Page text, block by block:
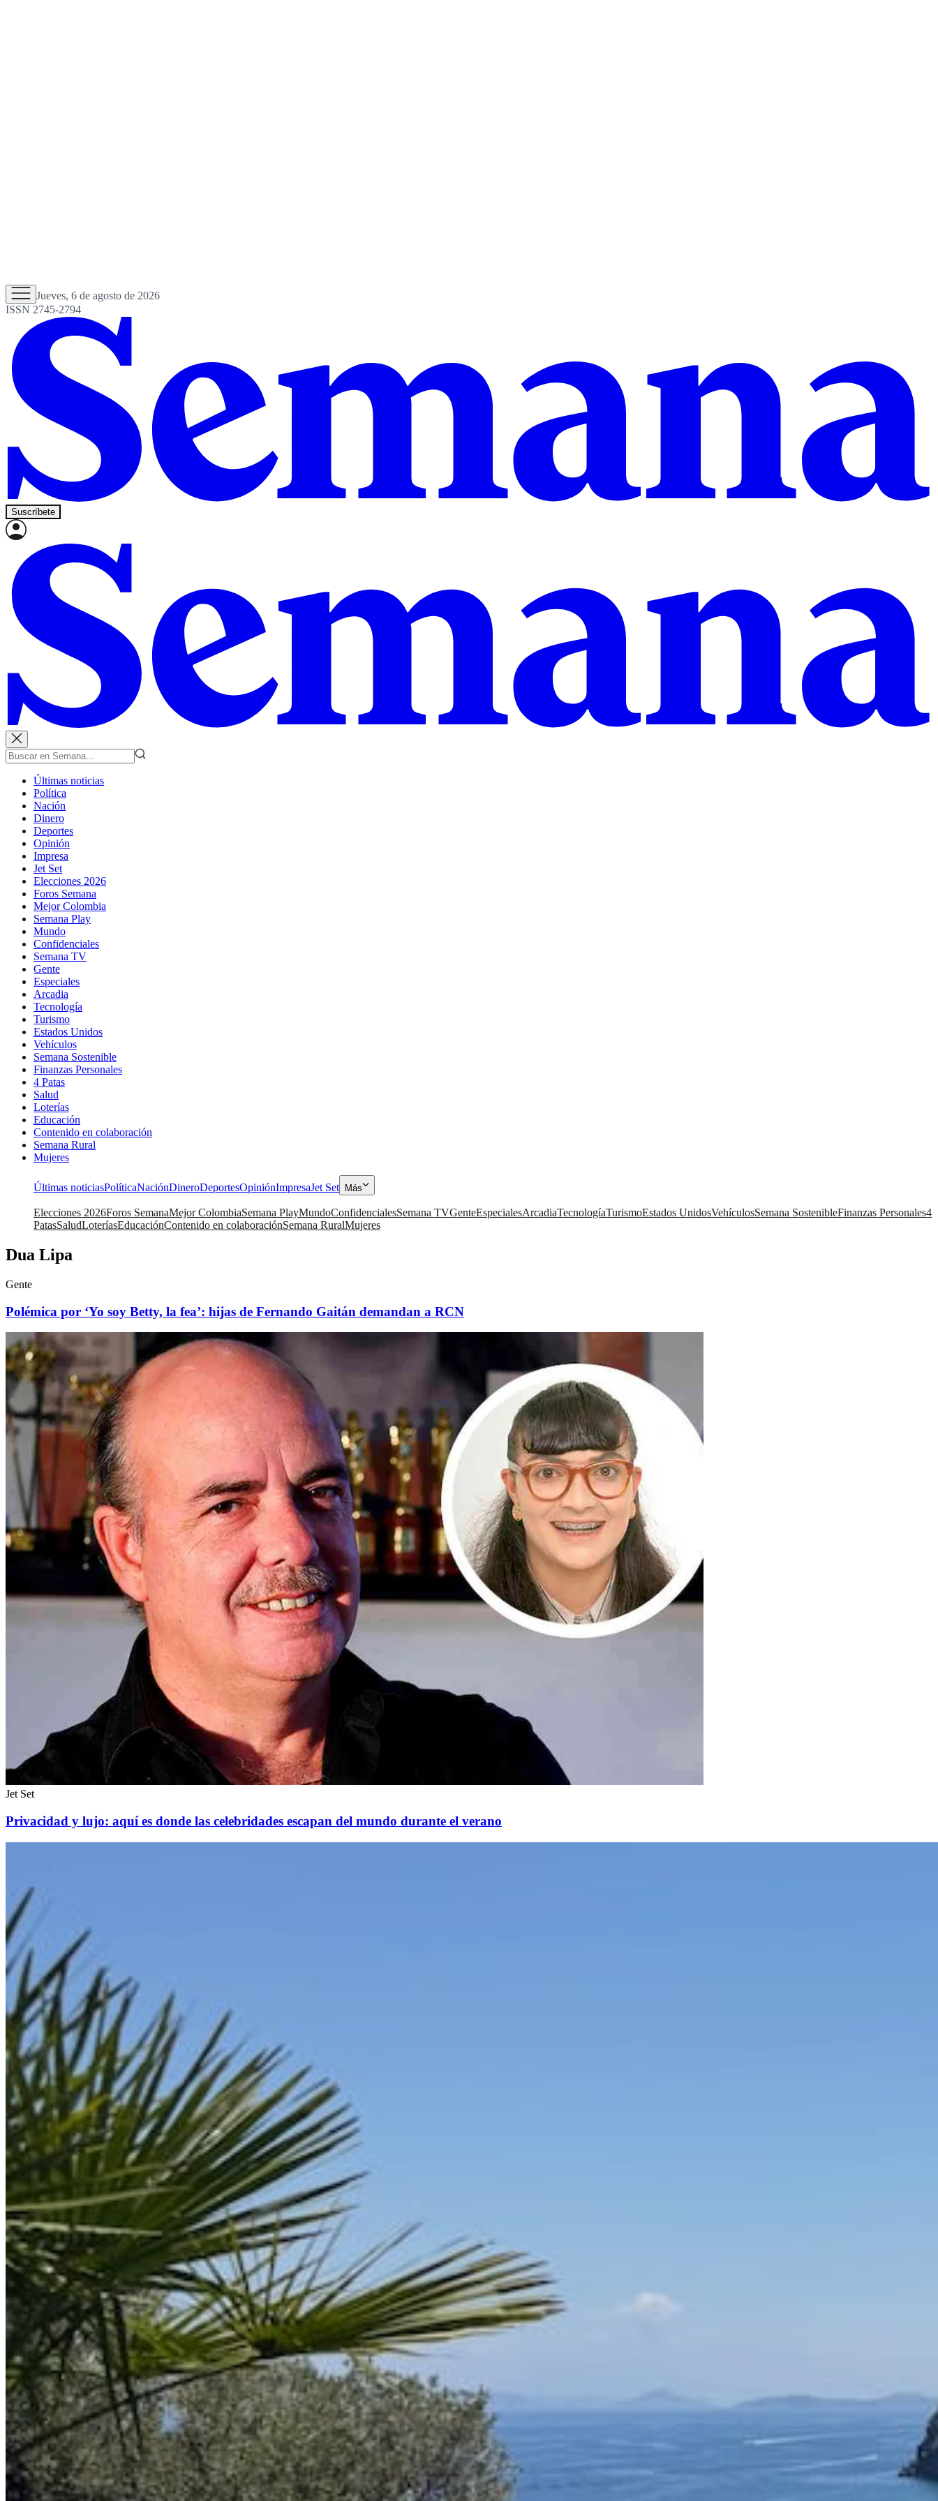
Jueves, 6 de agosto de 2026
ISSN 2745-2794
Suscríbete
Últimas noticias
Política
Nación
Dinero
Deportes
Opinión
Impresa
Jet Set
Elecciones 2026
Foros Semana
Mejor Colombia
Semana Play
Mundo
Confidenciales
Semana TV
Gente
Especiales
Arcadia
Tecnología
Turismo
Estados Unidos
Vehículos
Semana Sostenible
Finanzas Personales
4 Patas
Salud
Loterías
Educación
Contenido en colaboración
Semana Rural
Mujeres
Últimas noticiasPolíticaNaciónDineroDeportesOpiniónImpresaJet Set Más
Elecciones 2026Foros SemanaMejor ColombiaSemana PlayMundoConfidencialesSemana TVGenteEspecialesArcadiaTecnologíaTurismoEstados UnidosVehículosSemana SostenibleFinanzas Personales4
PatasSaludLoteríasEducaciónContenido en colaboraciónSemana RuralMujeres
Dua Lipa
Gente
Polémica por ‘Yo soy Betty, la fea’: hijas de Fernando Gaitán demandan a RCN
Jet Set
Privacidad y lujo: aquí es donde las celebridades escapan del mundo durante el verano